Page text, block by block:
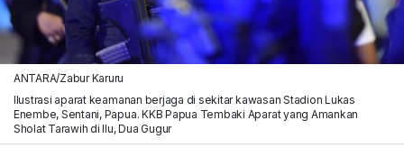
ANTARA/Zabur Karuru
Ilustrasi aparat keamanan berjaga di sekitar kawasan Stadion Lukas
Enembe, Sentani, Papua. KKB Papua Tembaki Aparat yang Amankan
Sholat Tarawih di Ilu, Dua Gugur